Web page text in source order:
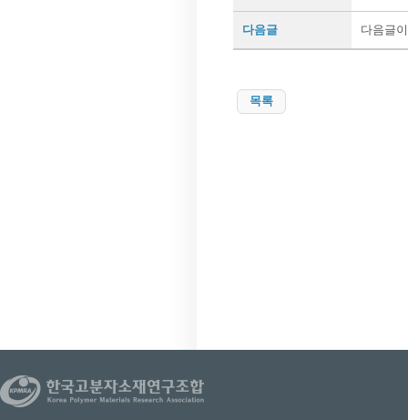
다음글 다음글
목록